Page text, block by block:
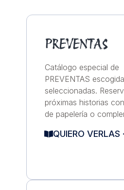
PREVENTAS
Catálogo especial de
PREVENTAS
seleccionadas.
próximas historias
de papelería o
QUIERO